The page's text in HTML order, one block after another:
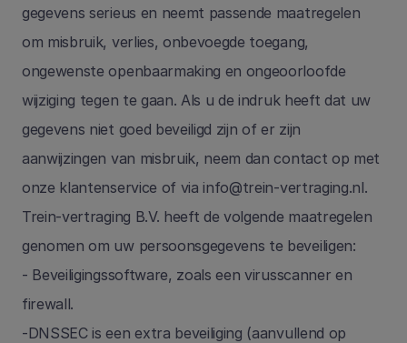
gegevens serieus en neemt passende maatregelen
om misbruik, verlies, onbevoegde toegang,
ongewenste openbaarmaking en ongeoorloofde
wijziging tegen te gaan. Als u de indruk heeft dat uw
gegevens niet goed beveiligd zijn of er zijn
aanwijzingen van misbruik, neem dan contact op met
onze klantenservice of via info@trein-vertraging.nl.
Trein-vertraging B.V. heeft de volgende maatregelen
genomen om uw persoonsgegevens te beveiligen:
- Beveiligingssoftware, zoals een virusscanner en
firewall.
-DNSSEC is een extra beveiliging (aanvullend op